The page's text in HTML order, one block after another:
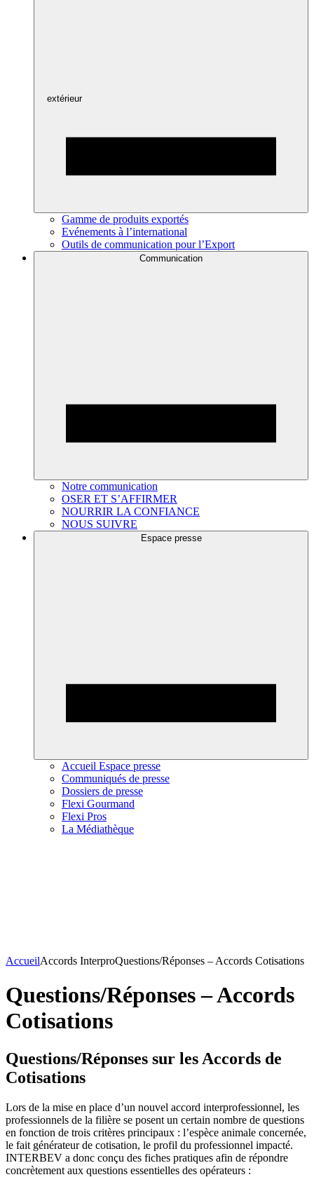
extérieur
Gamme de produits exportés
Evénements à l’international
Outils de communication pour l’Export
Communication
Notre communication
OSER ET S’AFFIRMER
NOURRIR LA CONFIANCE
NOUS SUIVRE
Espace presse
Accueil Espace presse
Communiqués de presse
Dossiers de presse
Flexi Gourmand
Flexi Pros
La Médiathèque
AccueilAccords InterproQuestions/Réponses – Accords Cotisations
Questions/Réponses – Accords
Cotisations
Questions/Réponses sur les Accords de
Cotisations
Lors de la mise en place d’un nouvel accord interprofessionnel, les
professionnels de la filière se posent un certain nombre de questions
en fonction de trois critères principaux : l’espèce animale concernée,
le fait générateur de cotisation, le profil du professionnel impacté.
INTERBEV a donc conçu des fiches pratiques afin de répondre
concrètement aux questions essentielles des opérateurs :